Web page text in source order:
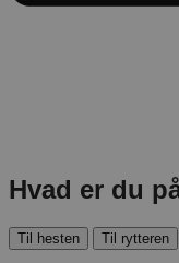
Hvad er du
Til hesten Til rytteren